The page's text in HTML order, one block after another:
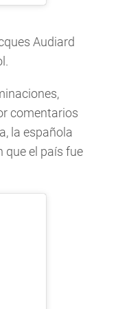
Audiard
comentarios
la española
que el país fue